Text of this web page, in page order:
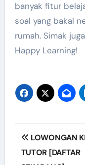
banyak fitur
soal yang bakal
rumah. Simak
Happy Learning!
Navigasi
pos
LOWONGAN
TUTOR [DAFTAR